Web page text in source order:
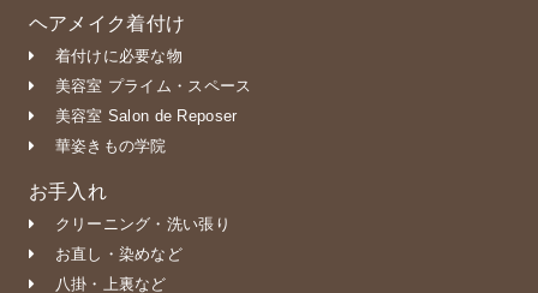
ヘアメイク着付け
着付けに必要な物
美容室 プライム・スペース
美容室 Salon de Reposer
華姿きもの学院
お手入れ
クリーニング・洗い張り
お直し・染めなど
八掛・上裏など